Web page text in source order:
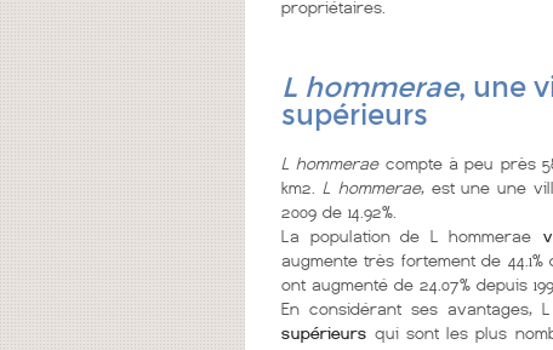
propriétaires.
L hommerae, une
supérieurs
L hommeraecompte à peu près
km2. L hommerae, est une une
2009 de 14.92%.
La population de L hommerae
augmente très fortement de
ont augmenté de 24.07% depuis
En considérant ses avantages,
supérieurs qui sont les plus